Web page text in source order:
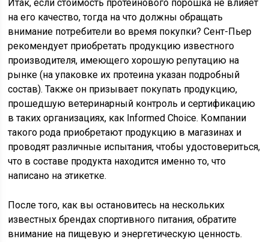
Итак, если стоимость протеинового порошка не влияет
на его качество, тогда на что должны обращать
внимание потребители во время покупки? Сент-Пьер
рекомендует приобретать продукцию известного
производителя, имеющего хорошую репутацию на
рынке (на упаковке их протеина указан подробный
состав). Также он призывает покупать продукцию,
прошедшую ветеринарный контроль и сертификацию
в таких организациях, как Informed Choice. Компании
такого рода приобретают продукцию в магазинах и
проводят различные испытания, чтобы удостовериться,
что в составе продукта находится именно то, что
написано на этикетке.
После того, как вы остановитесь на нескольких
известных брендах спортивного питания, обратите
внимание на пищевую и энергетическую ценность.